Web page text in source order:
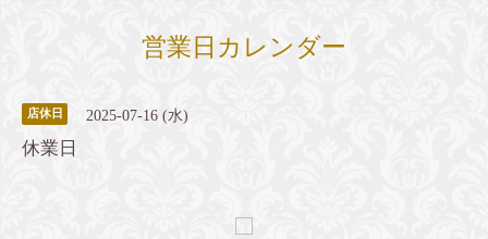
営業日カレンダー
店休日 2025-07-16 (水)
休業日